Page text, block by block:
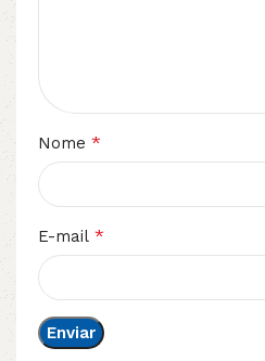
Nome *
E-mail *